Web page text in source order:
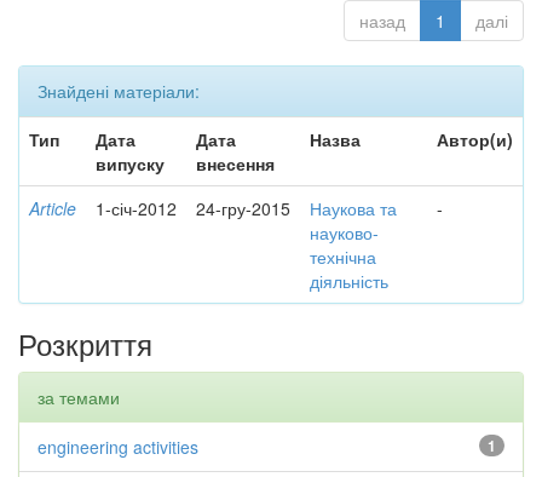
назад 1 далі
Знайдені матеріали:
Тип
Дата
випуску
Дата
внесення
Назва Автор(и)
Article 1-січ-2012 24-гру-2015
Наукова та
науково-
технічна
діяльність
-
Розкриття
за темами
1
engineering activities